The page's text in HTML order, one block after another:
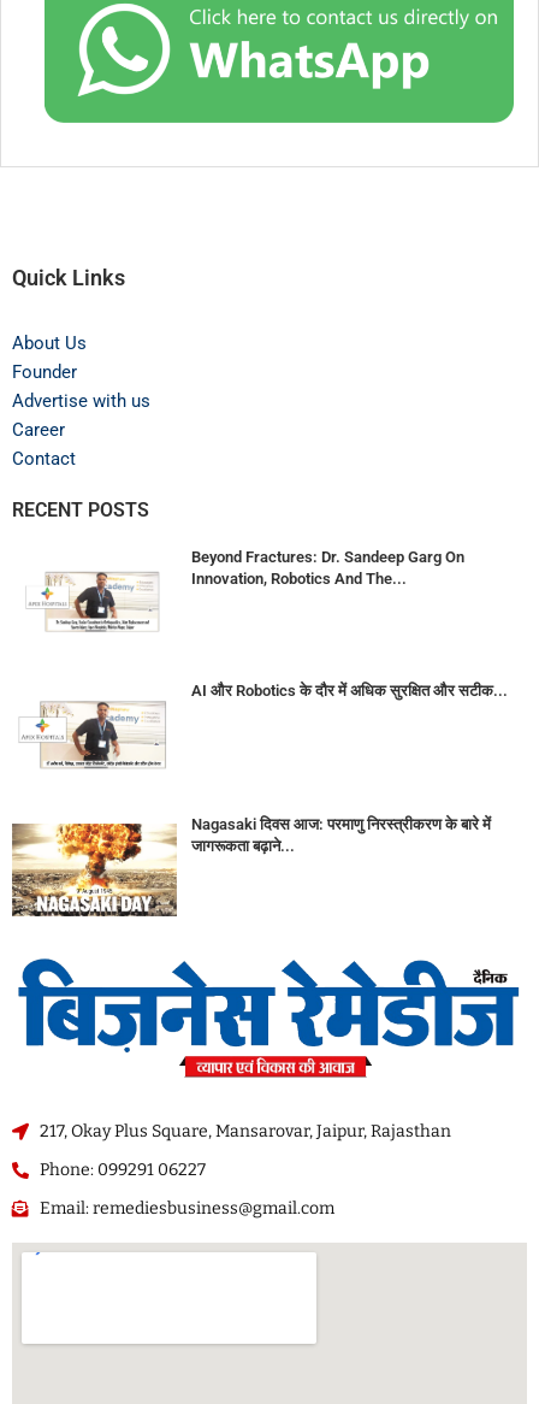
Quick Links
About Us
Founder
Advertise with us
Career
Contact
RECENT POSTS
Beyond Fractures: Dr. Sandeep Garg On
Innovation, Robotics And The...
AI और Robotics के दौर में अधिक सुरक्षित और सटीक...
Nagasaki दिवस आज: परमाणु निरस्त्रीकरण के बारे में
जागरूकता बढ़ाने...
217, Okay Plus Square, Mansarovar, Jaipur, Rajasthan
Phone: 099291 06227
Email: remediesbusiness@gmail.com